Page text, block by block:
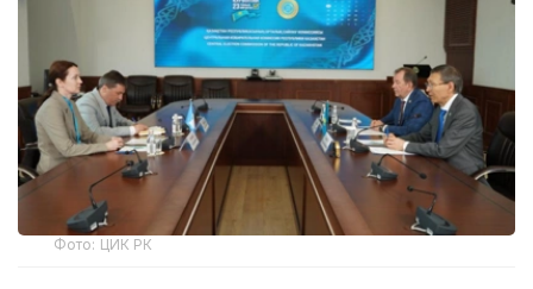
Фото: ЦИК РК